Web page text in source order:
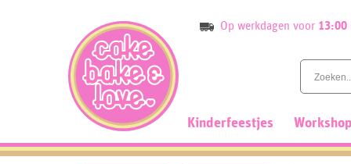
Op werkdagen voor 13:00
Kinderfeestjes